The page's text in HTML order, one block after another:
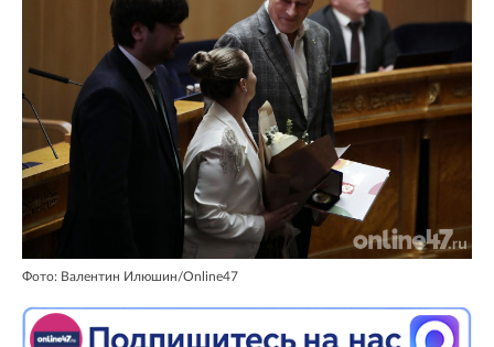
Фото: Валентин Илюшин/Online47